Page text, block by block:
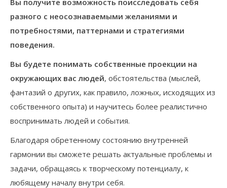
Вы получите возможность поисследовать себя
разного с неосознаваемыми желаниями и
потребностями, паттернами и стратегиями
поведения.
Вы будете понимать собственные проекции на
окружающих вас людей, обстоятельства (мыслей,
фантазий о других, как правило, ложных, исходящих из
собственного опыта) и научитесь более реалистично
воспринимать людей и события.
Благодаря обретенному состоянию внутренней
гармонии вы сможете решать актуальные проблемы и
задачи, обращаясь к творческому потенциалу, к
любящему началу внутри себя.